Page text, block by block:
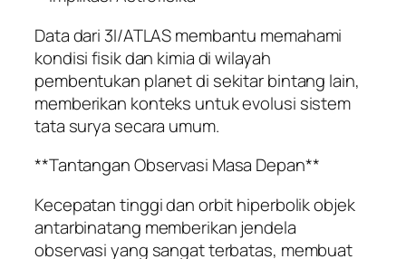
Data dari 3I/ATLAS membantu memahami
kondisi fisik dan kimia di wilayah
pembentukan planet di sekitar bintang lain,
memberikan konteks untuk evolusi sistem
tata surya secara umum.
**Tantangan Observasi Masa Depan**
Kecepatan tinggi dan orbit hiperbolik objek
antarbinatang memberikan jendela
observasi yang sangat terbatas, membuat